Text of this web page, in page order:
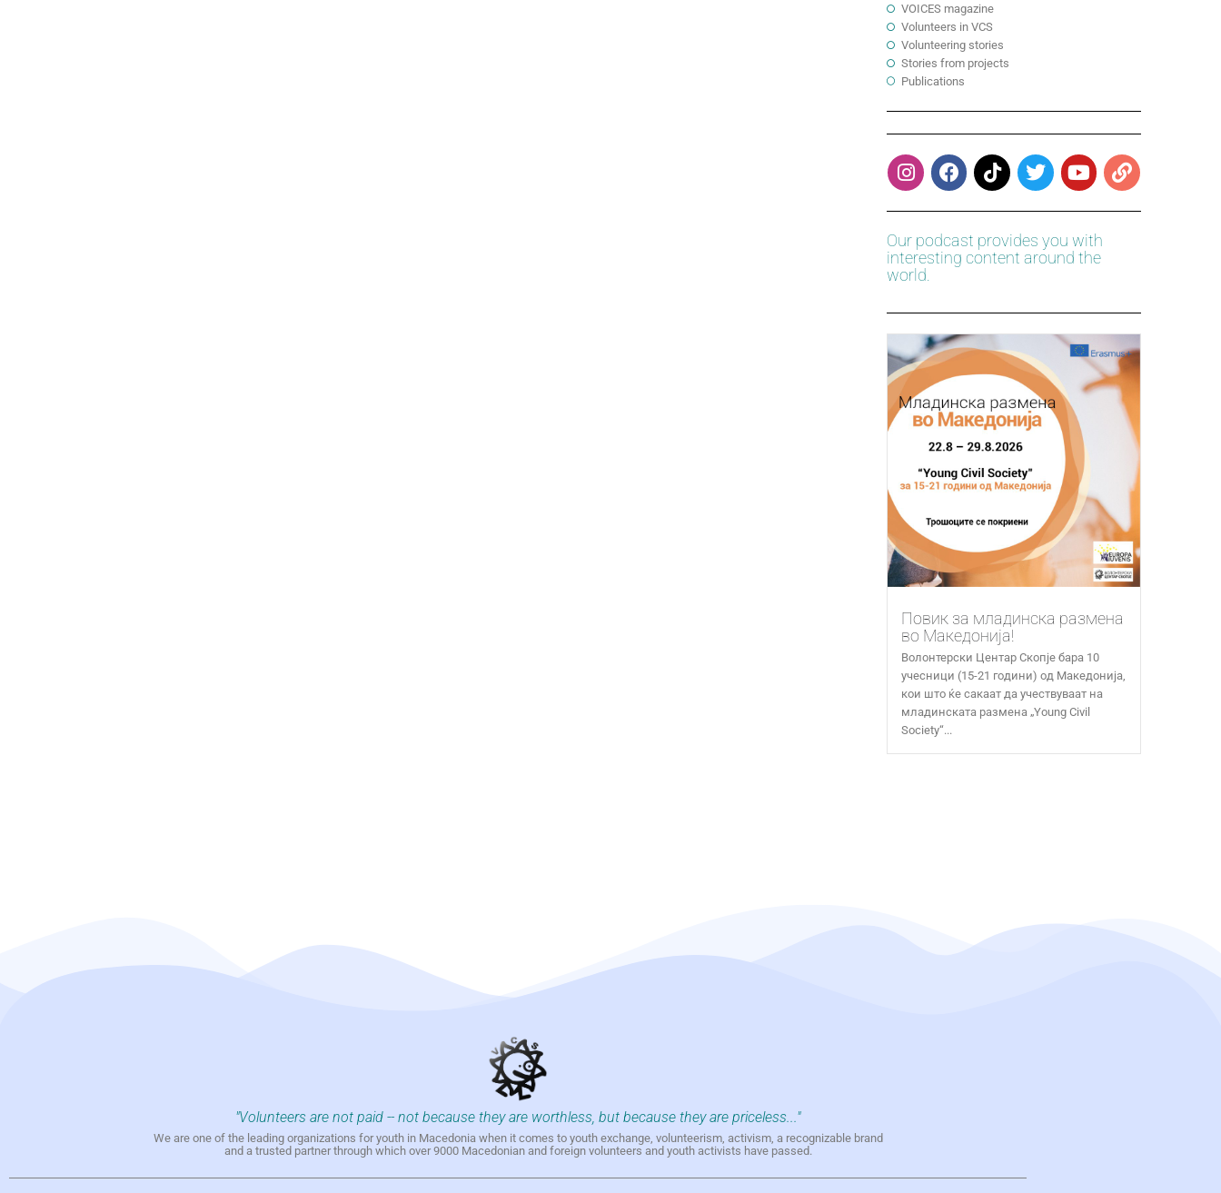
VOICES magazine
Volunteers in VCS
Volunteering stories
Stories from projects
Publications
Our podcast provides you with
interesting content around the
world.
Повик за младинска размена
во Македонија!
Волонтерски Центар Скопје бара 10
учесници (15-21 години) од Македонија,
кои што ќе сакаат да учествуваат на
младинската размена „Young Civil
Society“...
"Volunteers are not paid -- not because they are worthless, but because they are priceless..."
We are one of the leading organizations for youth in Macedonia when it comes to youth exchange, volunteerism, activism, a recognizable brand
and a trusted partner through which over 9000 Macedonian and foreign volunteers and youth activists have passed.